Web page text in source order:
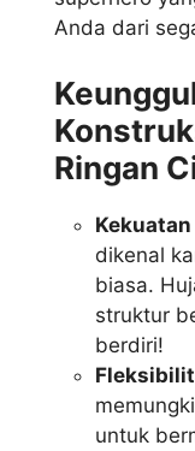
Anda dari
Ringan
Kekuatan
dikenal
biasa.
struktur
berdiri!
untuk